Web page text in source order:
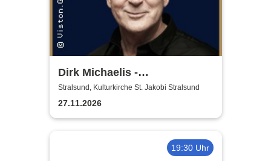
Dirk Michaelis -
Weihnachtstournee 2026
Stralsund, Kulturkirche St. Jakobi Stralsund
27.11.2026
19:30 Uhr